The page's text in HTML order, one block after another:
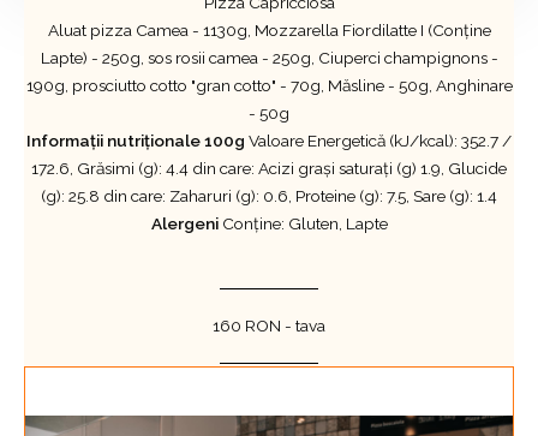
Aluat pizza Camea - 1130g, Mozzarella Fiordilatte I (Conține
Lapte) - 250g, sos rosii camea - 250g, Ciuperci champignons -
190g, prosciutto cotto "gran cotto" - 70g, Măsline - 50g, Anghinare
- 50g
Informații nutriționale 100g Valoare Energetică (kJ/kcal): 352.7 /
172.6, Grăsimi (g): 4.4 din care: Acizi grași saturați (g) 1.9, Glucide
(g): 25.8 din care: Zaharuri (g): 0.6, Proteine (g): 7.5, Sare (g): 1.4
AlergeniConține: Gluten, Lapte
160 RON - tava